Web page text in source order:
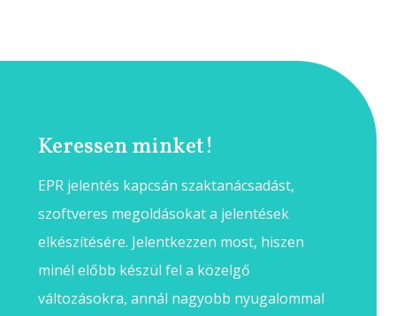
Keressen minket!
EPR jelentés kapcsán szaktanácsadást,
szoftveres megoldásokat a jelentések
elkészítésére. Jelentkezzen most, hiszen
minél előbb készül fel a közelgő
változásokra, annál nagyobb nyugalommal